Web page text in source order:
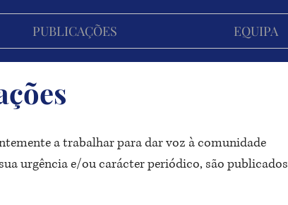
PUBLICAÇÕES EQUIPA
a trabalhar para dar voz à comunidade
urgência e/ou carácter periódico, são publicados